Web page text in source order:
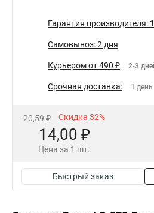
Гарантия производителя:
Самовывоз: 2 дня
Курьером от 490 ₽ 2-3
Срочная доставка: 1 день
20,59 ₽ Скидка 32%
14,00 ₽
Цена за 1 шт.
Быстрый заказ